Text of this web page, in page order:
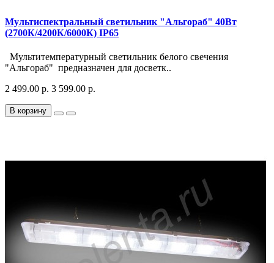
Мультиспектральный светильник "Альгораб" 40Вт
(2700К/4200К/6000К) IP65
Мультитемпературный светильник белого свечения
"Альгораб" предназначен для досветк..
2 499.00 р. 3 599.00 р.
В корзину